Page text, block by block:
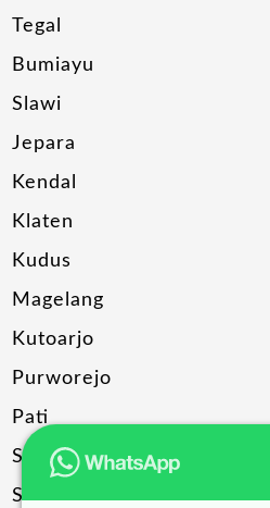
Tegal
Bumiayu
Slawi
Jepara
Kendal
Klaten
Kudus
Magelang
Kutoarjo
Purworejo
Pati
Sragen
Solo